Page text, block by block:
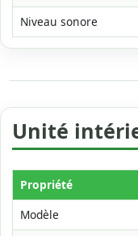
Niveau sonore
Unité
Propriété
Modèle